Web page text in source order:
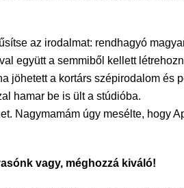
az irodalmat: rendhagyó
együtt a semmiből kellett
jöhetett a kortárs szépirodalom és
hamar be is ült a stúdióba.
Nagymamám úgy mesélte, hogy
vagy, méghozzá kiváló!